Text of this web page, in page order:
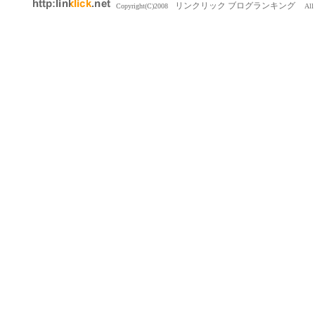
Copyright(C)2008 リンクリック ブログランキング All